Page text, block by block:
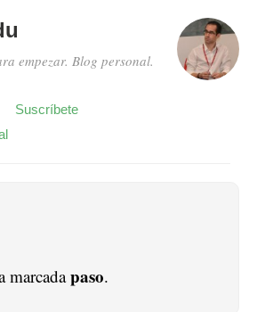
empezar. Blog personal.
Suscríbete
marcadapaso.